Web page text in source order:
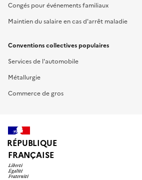
Congés pour événements familiaux
Maintien du salaire en cas d'arrêt maladie
Conventions collectives populaires
Services de l'automobile
Métallurgie
Commerce de gros
RÉPUBLIQUE
FRANÇAISE